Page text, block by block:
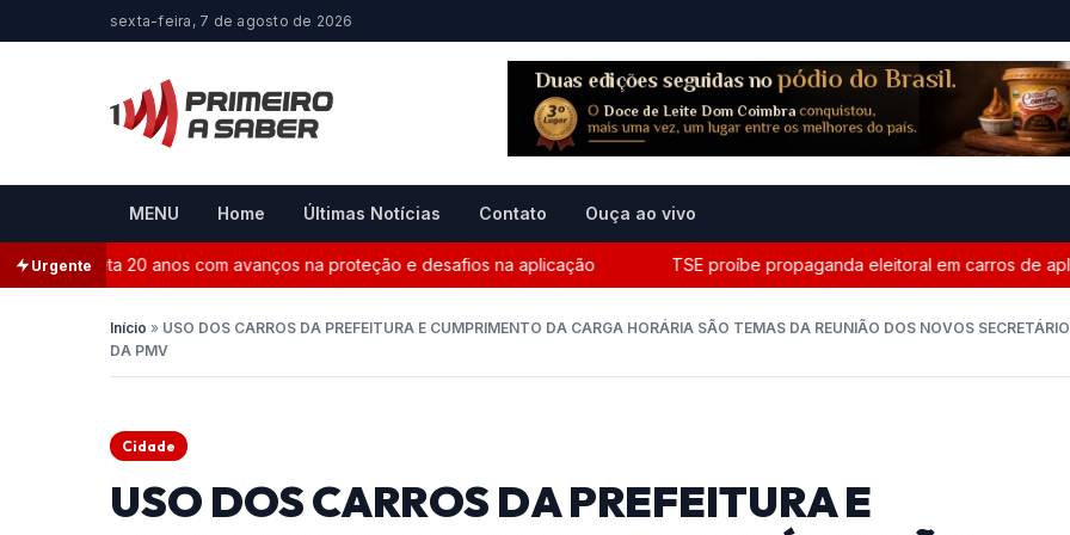
sexta-feira, 7 de agosto de 2026
MENU Home Últimas Notícias Contato Ouça ao vivo
Urgente20 anos com avanços na proteção e desafios na aplicação TSE proíbe propaganda eleitoral em carros de
Início » USO DOS CARROS DA PREFEITURA E CUMPRIMENTO DA CARGA HORÁRIA SÃO TEMAS DA REUNIÃO DOS NOVOS
DA PMV
Cidade
USO DOS CARROS DA PREFEITURA E